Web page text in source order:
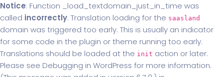
Notice: Function _load_textdomain_just_in_time was
called incorrectly. Translation loading for the saasland
domain was triggered too early. This is usually an indicator
for some code in the plugin or theme running too early.
Translations should be loaded at the init action or later.
Please see Debugging in WordPress for more information.